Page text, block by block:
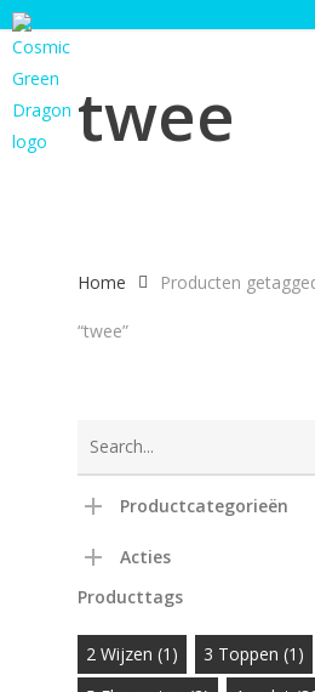
Skip
to
main
content
twee
Home Producten
“twee”
Productcategorieën
Acties
Producttags
2 Wijzen (1) 3 Toppen (1)